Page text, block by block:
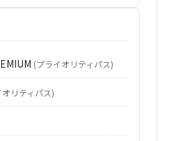
(プライオリティパス)
リティパス)